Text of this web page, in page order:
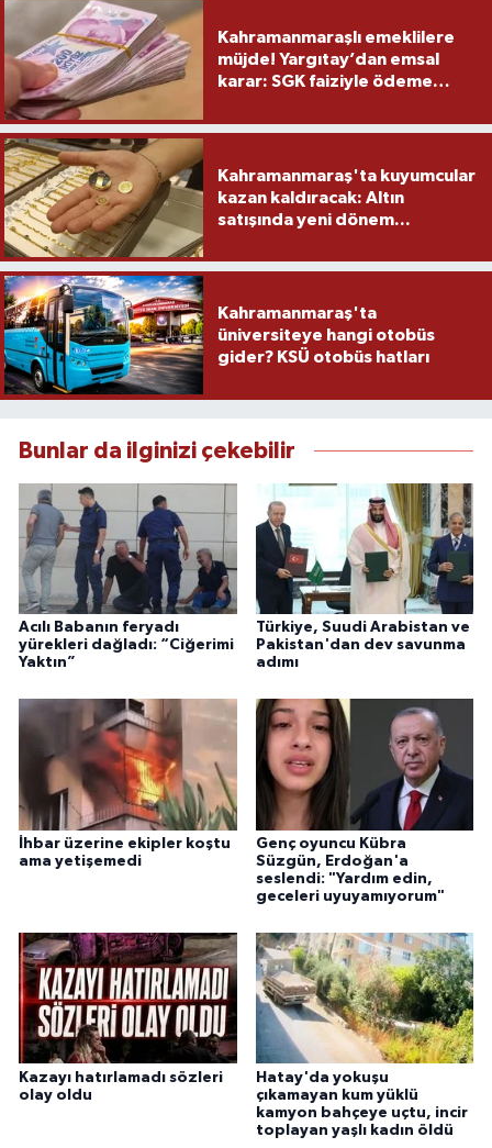
Kahramanmaraşlı emeklilere
müjde! Yargıtay’dan emsal
karar: SGK faiziyle ödeme
Kahramanmaraş'ta kuyumcular
kazan kaldıracak: Altın
satışında yeni dönem...
Kahramanmaraş'ta
üniversiteye hangi otobüs
gider? KSÜ otobüs hatları
Bunlar da ilginizi çekebilir
Acılı Babanın feryadı
yürekleri dağladı: “Ciğerimi
Yaktın”
Türkiye, Suudi Arabistan ve
Pakistan'dan dev savunma
adımı
İhbar üzerine ekipler koştu
ama yetişemedi
Genç oyuncu Kübra
Süzgün, Erdoğan'a
seslendi: "Yardım edin,
geceleri uyuyamıyorum"
Kazayı hatırlamadı sözleri
olay oldu
Hatay'da yokuşu
çıkamayan kum yüklü
kamyon bahçeye uçtu, incir
toplayan yaşlı kadın öldü